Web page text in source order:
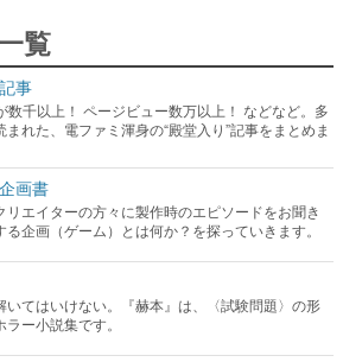
覧
事
数千以上！ ページビュー数万以上！ などなど。多
まれた、電ファミ渾身の“殿堂入り”記事をまとめま
画書
リエイターの方々に製作時のエピソードをお聞き
る企画（ゲーム）とは何か？を探っていきます。
いてはいけない。『赫本』は、〈試験問題〉の形
ー小説集です。